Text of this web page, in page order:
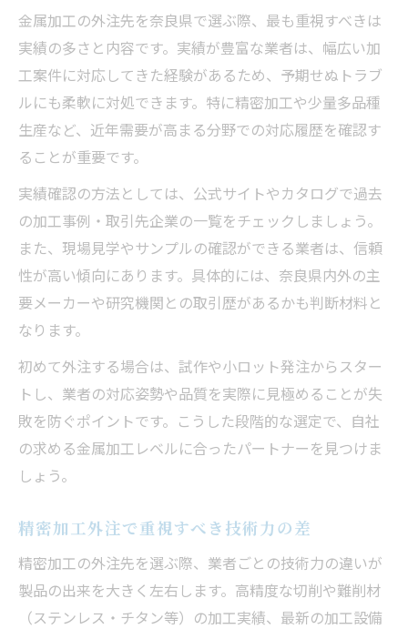
金属加工の外注先を奈良県で選ぶ際、最も重視すべきは
実績の多さと内容です。実績が豊富な業者は、幅広い加
工案件に対応してきた経験があるため、予期せぬトラブ
ルにも柔軟に対処できます。特に精密加工や少量多品種
生産など、近年需要が高まる分野での対応履歴を確認す
ることが重要です。
実績確認の方法としては、公式サイトやカタログで過去
の加工事例・取引先企業の一覧をチェックしましょう。
また、現場見学やサンプルの確認ができる業者は、信頼
性が高い傾向にあります。具体的には、奈良県内外の主
要メーカーや研究機関との取引歴があるかも判断材料と
なります。
初めて外注する場合は、試作や小ロット発注からスター
トし、業者の対応姿勢や品質を実際に見極めることが失
敗を防ぐポイントです。こうした段階的な選定で、自社
の求める金属加工レベルに合ったパートナーを見つけま
しょう。
精密加工外注で重視すべき技術力の差
精密加工の外注先を選ぶ際、業者ごとの技術力の違いが
製品の出来を大きく左右します。高精度な切削や難削材
（ステンレス・チタン等）の加工実績、最新の加工設備